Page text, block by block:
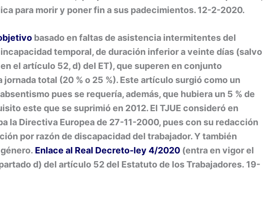
para morir y poner fin a sus padecimientos. 12-2-2020.
basado en faltas de asistencia intermitentes del
temporal, de duración inferior a veinte días (salvo
el artículo 52, d) del ET), que superen en conjunto
total (20 % o 25 %). Este artículo surgió como un
pues se requería, además, que hubiera un 5 % de
este que se suprimió en 2012. El TJUE consideró en
la Directiva Europea de 27-11-2000, pues con su redacción
por razón de discapacidad del trabajador. Y también
Enlace al Real Decreto-ley 4/2020 (entra en vigor el
d) del artículo 52 del Estatuto de los Trabajadores. 19-